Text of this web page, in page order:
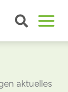
aktuelles